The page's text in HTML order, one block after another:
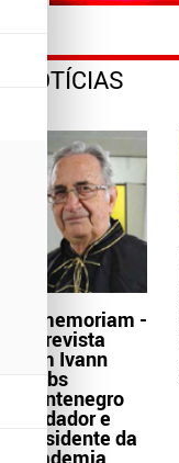
NOTÍCIAS
In memoriam -
Entrevista
com Ivann
Krebs
Montenegro
fundador e
presidente da
Academia